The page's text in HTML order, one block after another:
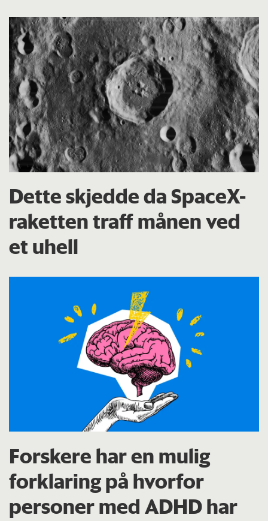
Dette skjedde da SpaceX-
raketten traff månen ved
et uhell
Forskere har en mulig
forklaring på hvorfor
personer med ADHD har